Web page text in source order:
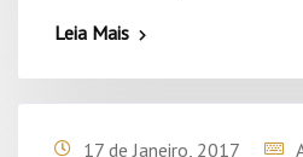
Leia Mais
17 de Janeiro, 2017